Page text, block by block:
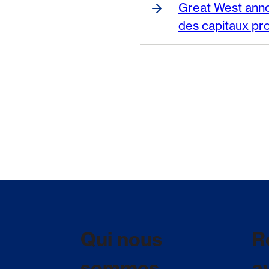
Great West
des capitaux
Qui nous